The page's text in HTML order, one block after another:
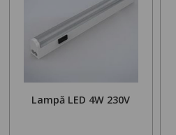
Lampă LED 4W 230V